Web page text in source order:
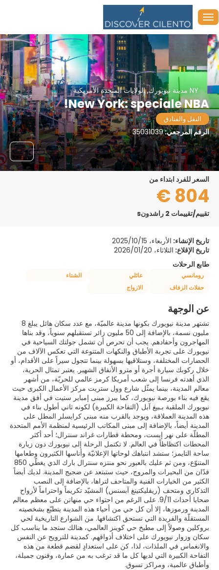
NY مدينة نيويورك, الولايات المتحدة الأمريكية
New York: speciale NBA!
النقل والفنادق
الرقم المرجعي:35031039
السعر للفرد ابتداء من
804 €
تقييم/تقييمات 2 راشدونs
تاريخ الإنشاء: الأربعاء، 2025/10/15
تاريخ الإقلاع: الثلاثاء، 2026/01/20
طابع الرحلات
رومانسي عائلي
الشتاء
حفلات الزفاف
الازواج
عن الوجهة
تشتهر مدينة نيويورك بكونها مدينة عالميّة، مع عدد سكان هائل يبلغ 8
مليون نسمة، بالإضافة إلى 50 مليون زائر تستقبلهم سنوياً، وقد بناها
المهاجرون وأحفادهم. يجب أن تحرص أن تشمل جولتك السياحية في
نيويورك على تجربة الأطباق والنكهات المتنوعة التي تعكس الآلاف من
الحضارات المختلفة، وستلاقيها بسهولة بينما تتجول سيراً على الأقدام، أو
خلال ركوبك سيارة أجرة أو مترو الأنفاق الشهير. يعتبر تمثال الحرية،
الذي أهدته فرنسا إلى شعب أمريكا كرمز عالمي للحريّة، من أشهر
معالم المدينة، بينما يمثّل شارع وول ستريت مركز الأعمال الكبرى حيث
يقع فيه بناء بورصة نيويورك، كما يبرز مبنى إمباير ستيت في أفق مدينة
نيويورك الملقبة بـبيغ آبل (التفاحة الكبيرة) لكونه ثاني أطول بناء في
هذه المدينة العملاقة، ويوجد بالقرب منه مبنى كرايسلر المطل على
المدينة أيضاً، بالإضافة إلى مبنى المكاتب الرئيسية لمنظمة الأمم المتحدة
المطلّة على نهر إيست، ومحطة قطارات غراند سنترال؛ أحد أكثر
المحطات اكتظاظاً في العالم. لا تكتمل الرحلة إلى نيويورك دون زيارة
ساحة التايمز؛ ستشد انتباهك لوحاتها الإعلانيّة وأناسها الكثيرون وطعامها
المتنوّع، ومن ثم عليك بالعبور نحو منتزه سنترال بارك الذي يغطّي 850
فدّان من البحيرات والمروج، حيث ستبتعد عن ضجيج المدينة. لديك أيضاً
الكثير من الخيارات الفنية والمتاحف لتراها، بالإضافة إلى النصب
التذكاري ومتحف (ريفليكتينغ آبسنس) المشيّد تكريماً واحتراماً لأرواح
ضحايا أحداث 9/11. على الرغم من احتواء حي منهاتن على معظم معالم
المدينة ورموزها، إلا أن كل حي من أحياء هذه المدينة يتطبّع بشخصيته
المستقلّة والفريدة التي تستحق اكتشافها. من الشوارع التاريخية لحي
بروكلين وصولاً إلى مطبخ حي كوينز العالمي، هنالك ستجد ما يناسب كل
سكان وزوار نيويورك على اختلاف أذواقهم. كمدينة للترويح عن النفس
والانغماس في الملذات، لذا، كن على استعدادٍ لقضم قطعة من هذه
التفاحة الكبيرة التي لديها كل ما قد ترغب به من عمارة، وفنون جميلة،
وأطباق عالمية، ومراكز تسوق.